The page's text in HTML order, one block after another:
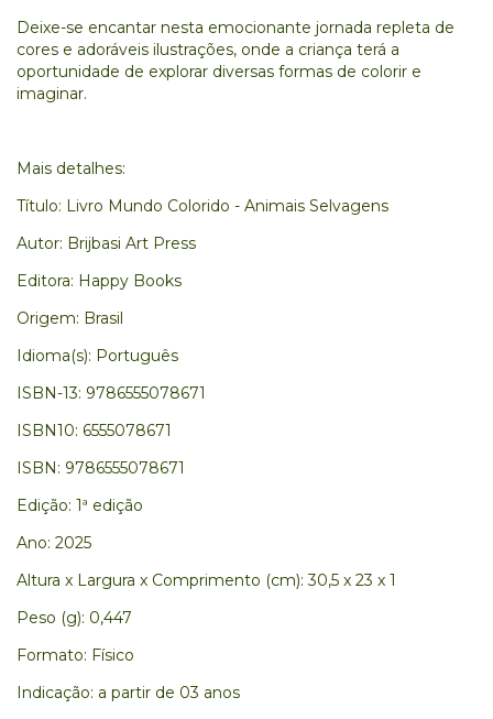
Deixe-se encantar nesta emocionante jornada repleta de
cores e adoráveis ilustrações, onde a criança terá a
oportunidade de explorar diversas formas de colorir e
imaginar.
Mais detalhes:
Título: Livro Mundo Colorido - Animais Selvagens
Autor: Brijbasi Art Press
Editora: Happy Books
Origem: Brasil
Idioma(s): Português
ISBN-13: 9786555078671
ISBN10: 6555078671
ISBN: 9786555078671
Edição: 1ª edição
Ano: 2025
Altura x Largura x Comprimento (cm): 30,5 x 23 x 1
Peso (g): 0,447
Formato: Físico
Indicação: a partir de 03 anos